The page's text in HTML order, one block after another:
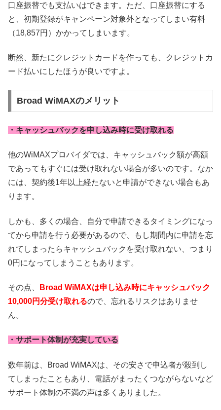
口座振替でも支払いはできます。ただ、口座振替にする
と、初期登録がキャンペーン対象外となってしまい有料
（18,857円）かかってしまいます。
断然、新たにクレジットカードを作っても、クレジットカ
ード払いにしたほうが良いですよ。
Broad WiMAXのメリット
・キャッシュバックを申し込み時に受け取れる
他のWiMAXプロバイダでは、キャッシュバック額が高額
であってもすぐには受け取れない場合が多いのです。なか
には、契約後1年以上経たないと申請ができない場合もあ
ります。
しかも、多くの場合、自分で申請できるタイミングになっ
てから申請を行う必要があるので、もし期間内に申請を忘
れてしまったらキャッシュバックを受け取れない、つまり
0円になってしまうこともあります。
その点、
Broad WiMAXは申し込み時にキャッシュバック
10,000円分受け取れるので、忘れるリスクはありませ
ん。
・サポート体制が充実している
数年前は、Broad WiMAXは、その安さで申込者が殺到し
てしまったこともあり、電話がまったくつながらないなど
サポート体制の不満の声は多くありました。